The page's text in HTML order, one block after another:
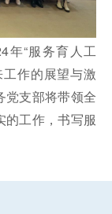
年“服务育人工
作的展望与激
党支部将带领全
工作，书写服